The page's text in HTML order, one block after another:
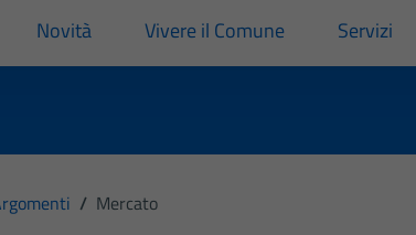
Novità Vivere il Comune Servizi
/ Mercato